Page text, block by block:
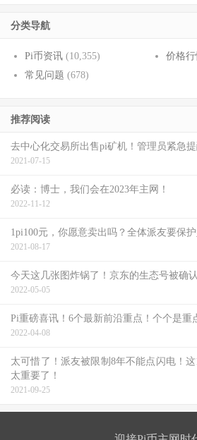
分类导航
Pi币资讯 (10,355) 价格
常见问题 (678)
推荐阅读
去中心化交易所出售pi矿机！管理员紧急
2021-07-15
必读：博士，我们会在2023年主网！
2022-11-12
1pi100元，你愿意卖出吗？全体派友要保
2021-08-17
今天这几张图炸锅了！京东的生态号被确认
2022-05-05
Pi重磅喜讯！6个最新前沿重点！个个是重
2022-04-08
太可惜了！派友被限制8年不能点闪电！这
太重要了！
2021-09-25